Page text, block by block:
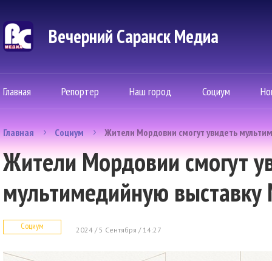
Вечерний Саранск Mедиа
Главная Репортер Наш город Социум
Главная Социум Жители Мордовии смогут увидеть
Жители Мордовии смогут
мультимедийную
Социум 2024 / 5 Сентября / 14:27